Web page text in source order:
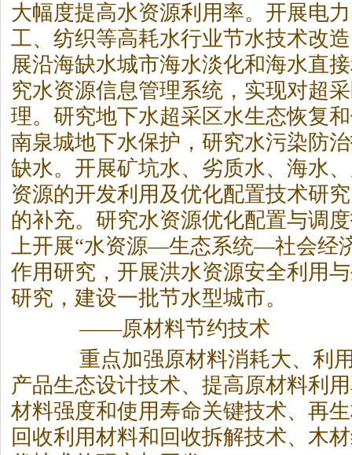
大幅度提高水资源利用率。开展电
工、纺织等高耗水行业节水技术改
展沿海缺水城市海水淡化和海水直
究水资源信息管理系统，实现对超
理。研究地下水超采区水生态恢复
南泉城地下水保护，研究水污染防
缺水。开展矿坑水、劣质水、海水
资源的开发利用及优化配置技术研
的补充。研究水资源优化配置与调
上开展“水资源—生态系统—社会经
作用研究，开展洪水资源安全利用
研究，建设一批节水型城市。
——原材料节约技术
重点加强原材料消耗大、利用
产品生态设计技术、提高原材料利
材料强度和使用寿命关键技术、再
回收利用材料和回收拆解技术、木